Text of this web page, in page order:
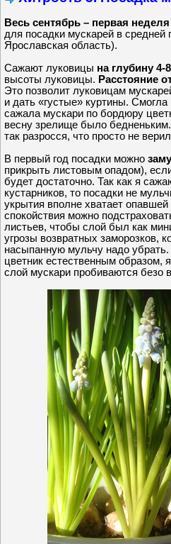
Весь сентябрь – первая
для посадки мускарей в средней
Ярославская область).
Сажают луковицы на глубину 4-
высоты луковицы. Расстояние
Это позволит луковицам
и дать «густые» куртины. Смогла
сажала мускари по бордюру
весну зрелище было
так разросся, что просто не
В первый год посадки можно
прикрыть листовым опадом),
будет достаточно. Так как я
кустарников, то посадки не
укрытия вполне хватает
спокойствия можно
листьев, чтобы слой был как
угрозы возвратных заморозков,
насыпанную мульчу надо
цветник естественным образом,
слой мускари пробиваются безо